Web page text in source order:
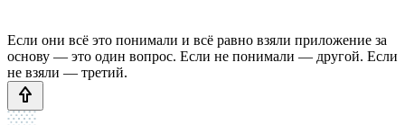
Если они всё это понимали и всё равно взяли приложение за
основу — это один вопрос. Если не понимали — другой. Если
не взяли — третий.